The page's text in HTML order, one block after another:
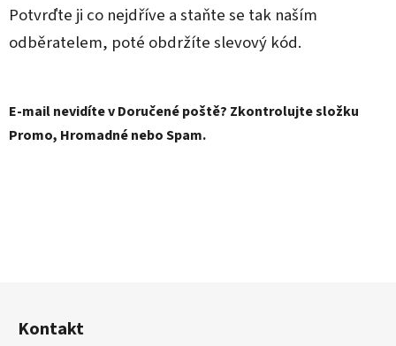
Potvrďte ji co nejdříve a staňte se tak naším
odběratelem, poté obdržíte slevový kód.
E-mail nevidíte v Doručené poště? Zkontrolujte složku
Promo, Hromadné nebo Spam.
Kontakt